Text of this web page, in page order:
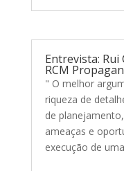
Entrevista:
RCM
" O melhor
riqueza de
de
ameaças e
execução